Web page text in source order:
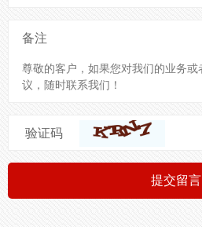
备注
验证码
提交留言